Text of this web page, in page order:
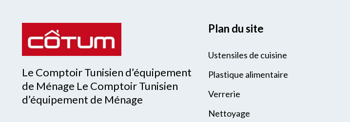
Le Comptoir Tunisien d’équipement
de Ménage Le Comptoir Tunisien
d’équipement de Ménage
Plan du site
Ustensiles de cuisine
Plastique alimentaire
Verrerie
Nettoyage